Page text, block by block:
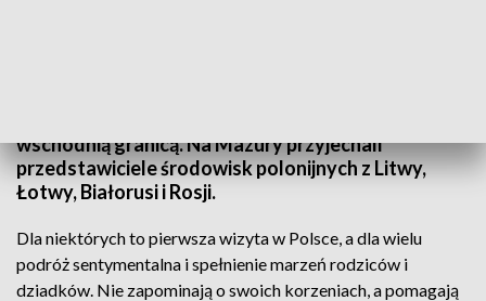
wschodnią granicą. Na Mazury przyjechali
przedstawiciele środowisk polonijnych z Litwy,
Łotwy, Białorusi i Rosji.
Dla niektórych to pierwsza wizyta w Polsce, a dla wielu
podróż sentymentalna i spełnienie marzeń rodziców i
dziadków. Nie zapominają o swoich korzeniach, a pomagają